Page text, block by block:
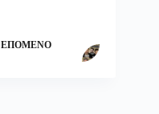
ΕΠΌΜΕΝΟ